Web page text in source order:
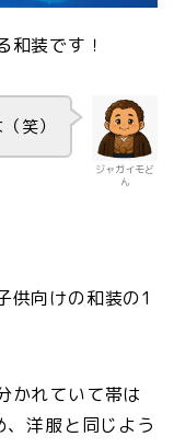
和装です！
ジャガイモど
ん
笑）
供向けの和装の1
かれていて帯は
洋服と同じよう